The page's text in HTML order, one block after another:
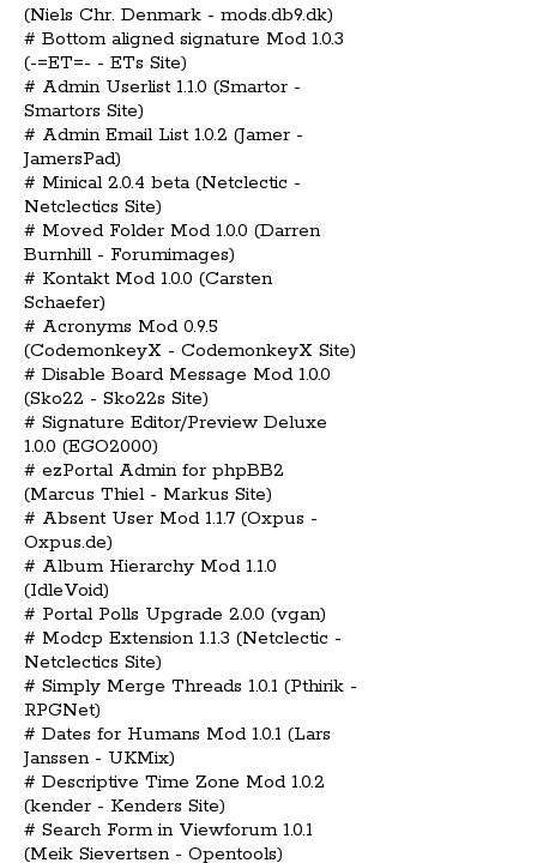
(Niels Chr. Denmark - mods.db9.dk)
# Bottom aligned signature Mod 1.0.3
(-=ET=- - ETs Site)
# Admin Userlist 1.1.0 (Smartor -
Smartors Site)
# Admin Email List 1.0.2 (Jamer -
JamersPad)
# Minical 2.0.4 beta (Netclectic -
Netclectics Site)
# Moved Folder Mod 1.0.0 (Darren
Burnhill - Forumimages)
# Kontakt Mod 1.0.0 (Carsten
Schaefer)
# Acronyms Mod 0.9.5
(CodemonkeyX - CodemonkeyX Site)
# Disable Board Message Mod 1.0.0
(Sko22 - Sko22s Site)
# Signature Editor/Preview Deluxe
1.0.0 (EGO2000)
# ezPortal Admin for phpBB2
(Marcus Thiel - Markus Site)
# Absent User Mod 1.1.7 (Oxpus -
Oxpus.de)
# Album Hierarchy Mod 1.1.0
(IdleVoid)
# Portal Polls Upgrade 2.0.0 (vgan)
# Modcp Extension 1.1.3 (Netclectic -
Netclectics Site)
# Simply Merge Threads 1.0.1 (Pthirik -
RPGNet)
# Dates for Humans Mod 1.0.1 (Lars
Janssen - UKMix)
# Descriptive Time Zone Mod 1.0.2
(kender - Kenders Site)
# Search Form in Viewforum 1.0.1
(Meik Sievertsen - Opentools)